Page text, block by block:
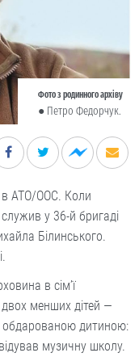
Фото з родинного архіву
● Петро Федорчук.
в АТО/ООС. Коли
у 36-й бригаді
Білинського.
в сім’ї
менших дітей —
обдарованою дитиною:
музичну школу.